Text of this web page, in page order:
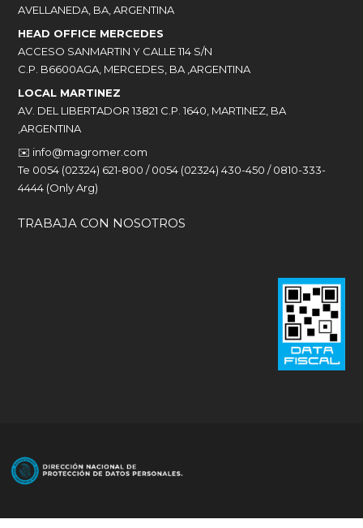
AVELLANEDA, BA, ARGENTINA
HEAD OFFICE MERCEDES
ACCESO SANMARTIN Y CALLE 114 S/N
C.P. B6600AGA, MERCEDES, BA ,ARGENTINA
LOCAL MARTINEZ
AV. DEL LIBERTADOR 13821 C.P. 1640, MARTINEZ, BA
,ARGENTINA
✉️ info@magromer.com
Te 0054 (02324) 621-800 / 0054 (02324) 430-450 / 0810-333-
4444 (Only Arg)
TRABAJA CON NOSOTROS